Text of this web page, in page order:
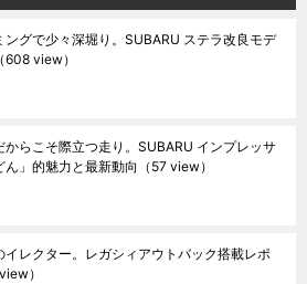
ングで少々深堀り。SUBARU ステラ改良モデ
（608 view）
からこそ際立つ走り。SUBARU インプレッサ
ん」的魅力と最新動向
（57 view）
イレクター。レガシィアウトバック搭載レポ
）